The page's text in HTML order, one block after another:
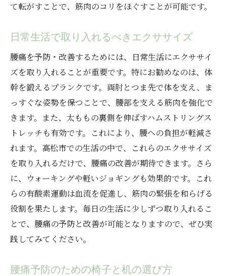
て転がすことで、筋肉のコリをほぐすことが可能です。
日常生活で取り入れるべきエクササイズ
腰痛を予防・改善するためには、日常生活にエクササイ
ズを取り入れることが重要です。特にお勧めなのは、体
幹を鍛えるプランクです。両肘とつま先で体を支え、ま
っすぐな姿勢を保つことで、腰部を支える筋肉を強化で
きます。また、太ももの裏側を伸ばすハムストリングス
トレッチも有効です。これにより、腰への負担が軽減さ
れます。高松市での生活の中で、これらのエクササイズ
を取り入れるだけで、腰痛の改善が期待できます。さら
に、ウォーキングや軽いジョギングも効果的です。これ
らの有酸素運動は血流を促進し、筋肉の緊張を和らげる
役割を果たします。毎日の生活に少しずつ取り入れるこ
とで、腰痛の予防と改善が可能となりますので、ぜひ実
践してみてください。
腰痛予防のための椅子と机の選び方